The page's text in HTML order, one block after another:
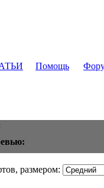
Помощь
размером: